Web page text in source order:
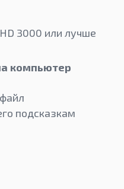
3000 или лучше
компьютер
подсказкам